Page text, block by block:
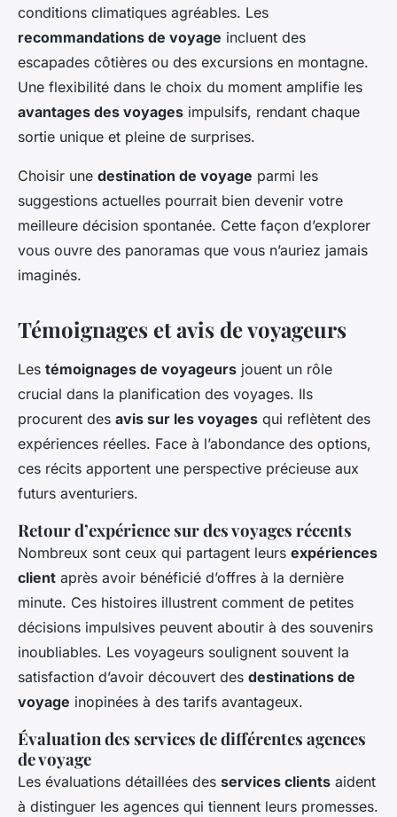
conditions climatiques agréables. Les
recommandations de voyage incluent des
escapades côtières ou des excursions en montagne.
Une flexibilité dans le choix du moment amplifie les
avantages des voyages impulsifs, rendant chaque
sortie unique et pleine de surprises.
Choisir une destination de voyage parmi les
suggestions actuelles pourrait bien devenir votre
meilleure décision spontanée. Cette façon d’explorer
vous ouvre des panoramas que vous n’auriez jamais
imaginés.
Témoignages et avis de voyageurs
Les témoignages de voyageurs jouent un rôle
crucial dans la planification des voyages. Ils
procurent des avis sur les voyages qui reflètent des
expériences réelles. Face à l’abondance des options,
ces récits apportent une perspective précieuse aux
futurs aventuriers.
Retour d’expérience sur des voyages récents
Nombreux sont ceux qui partagent leurs expériences
client après avoir bénéficié d’offres à la dernière
minute. Ces histoires illustrent comment de petites
décisions impulsives peuvent aboutir à des souvenirs
inoubliables. Les voyageurs soulignent souvent la
satisfaction d’avoir découvert des destinations de
voyage inopinées à des tarifs avantageux.
Évaluation des services de différentes agences
de voyage
Les évaluations détaillées des services clients aident
à distinguer les agences qui tiennent leurs promesses.